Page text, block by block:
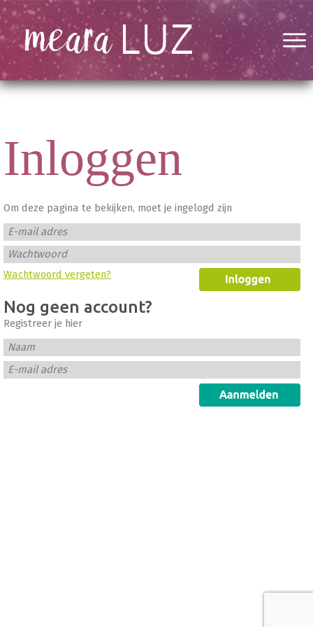
Inloggen
Om deze pagina te bekijken, moet je ingelogd zijn
E-mail adres
Wachtwoord
Wachtwoord vergeten?
Nog geen account?
Registreer je hier
Naam
E-mail adres